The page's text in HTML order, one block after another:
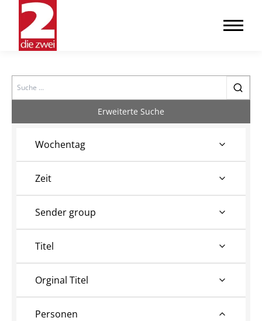
Search
Erweiterte Suche
Wochentag
Zeit
Sender group
Titel
Orginal Titel
Personen